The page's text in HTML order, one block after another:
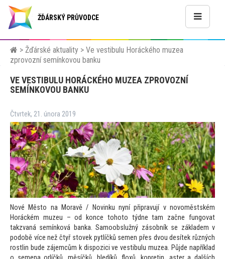
ŽĎÁRSKÝ PRŮVODCE
> Žďárské aktuality > Ve vestibulu Horáckého muzea
zprovozní semínkovou banku
VE VESTIBULU HORÁCKÉHO MUZEA ZPROVOZNÍ
SEMÍNKOVOU BANKU
Čtvrtek, 21. února 2019
Nové Město na Moravě / Novinku nyní připravují v novoměstském
Horáckém muzeu – od konce tohoto týdne tam začne fungovat
takzvaná semínková banka. Samoobslužný zásobník se základem v
podobě více než čtyř stovek pytlíčků semen přes dvou desítek různých
rostlin bude zájemcům k dispozici ve vestibulu muzea. Půjde například